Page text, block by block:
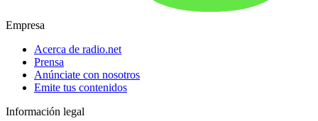
Empresa
Acerca de radio.net
Prensa
Anúnciate con nosotros
Emite tus contenidos
Información legal